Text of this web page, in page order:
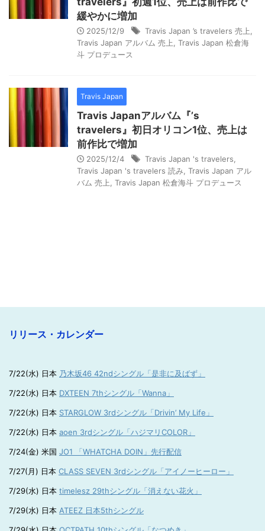
緩やかに増加
2025/12/9 Travis Japan ’s travelers 売上
Travis Japan アルバム 売上 Travis Japan 松倉海
斗 プロデュース
Travis Japan
Travis Japanアルバム『’s
travelers』初日オリコン1位、売上は
前作比で増加
2025/12/4 Travis Japan 's travelers
Travis Japan 's travelers 読み Travis Japan アル
バム 売上 Travis Japan 松倉海斗 プロデュース
リリース・カレンダー
7/22(水) 日本 乃木坂46 42ndシングル「是非に及ばず」
7/22(水) 日本 DXTEEN 7thシングル「Wanna」
7/22(水) 日本 STARGLOW 3rdシングル「Drivin’ My Life」
7/22(水) 日本 aoen 3rdシングル「ハジマリCOLOR」
7/24(金) 米国 JO1 「WHATCHA DOIN」先行配信
7/27(月) 日本 CLASS SEVEN 3rdシングル「アイノーヒーロー」
7/29(水) 日本 timelesz 29thシングル「消えない花火」
7/29(水) 日本 ATEEZ 日本5thシングル